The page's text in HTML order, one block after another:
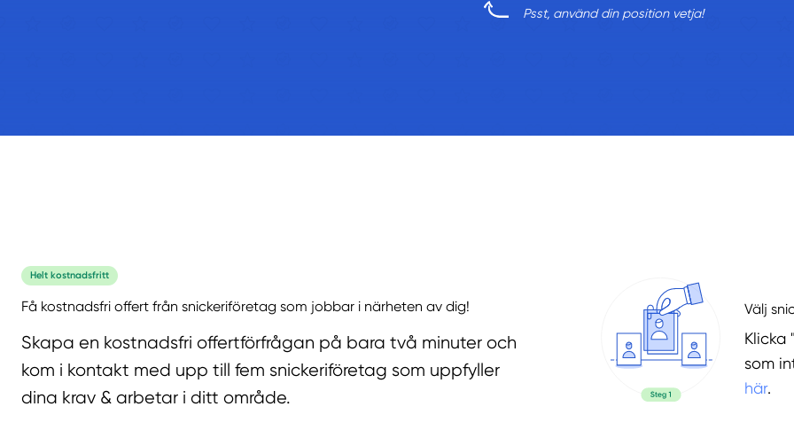
Psst, använd din position vetja!
Helt kostnadsfritt
Få kostnadsfri offert från snickeriföretag som jobbar i närheten av dig!
Skapa en kostnadsfri offertförfrågan på bara två minuter och
kom i kontakt med upp till fem snickeriföretag som uppfyller
dina krav & arbetar i ditt område.
Välj
Klicka
som
här.